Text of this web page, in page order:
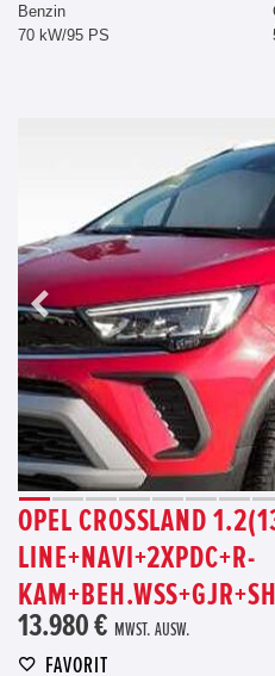
Benzin
70 kW/95 PS
OPEL CROSSLAND
LINE+NAVI+2XPDC+R-
13.980 € MWST. AUSW.
FAVORIT